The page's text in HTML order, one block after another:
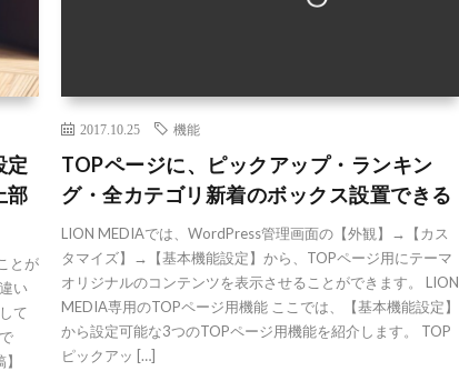
定
部
とが
い
て
2017.10.25 機能
TOPページに、ピックアップ・ランキン
グ・全カテゴリ新着のボックス設置できる
LION MEDIAでは、WordPress管理画面の【外観】→【カス
タマイズ】→【基本機能設定】から、TOPページ用にテーマ
オリジナルのコンテンツを表示させることができます。 LION
MEDIA専用のTOPページ用機能 ここでは、【基本機能設定】
から設定可能な3つのTOPページ用機能を紹介します。 TOP
ピックアッ […]